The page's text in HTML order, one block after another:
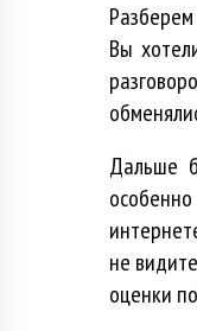
Вы
Дальше
не
оценки